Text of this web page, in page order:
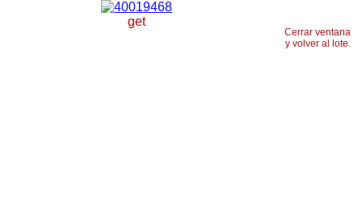
Cerrar ventana
y volver al lote.
get